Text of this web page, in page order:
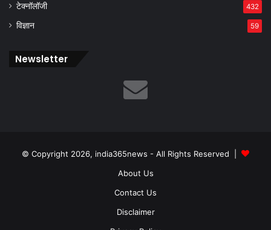
टेक्नॉलॉजी 432
विज्ञान 59
Newsletter
© Copyright 2026, india365news - All Rights Reserved |
About Us
Contact Us
Disclaimer